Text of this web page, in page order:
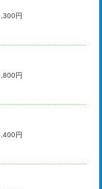
円
円
円